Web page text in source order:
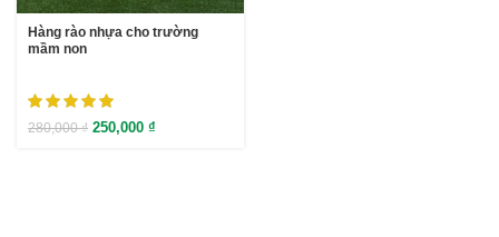
Hàng rào nhựa cho trường
mầm non
280,000₫ 250,000 ₫